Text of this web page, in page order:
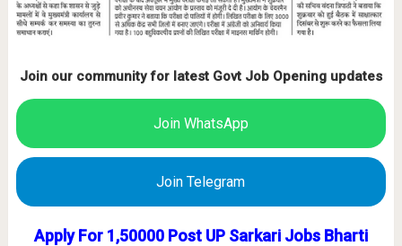
Join our community for latest Govt Job Opening updates
Join WhatsApp
Join Telegram
Apply For 1,50000 Post UP Sarkari Jobs Bharti